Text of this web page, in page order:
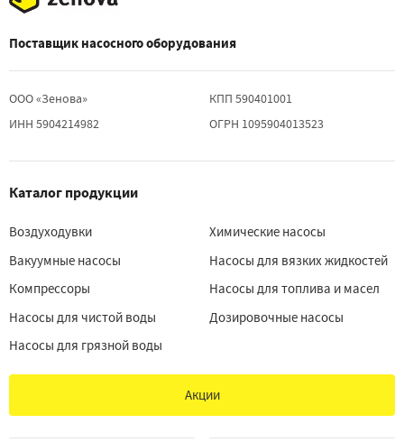
Поставщик насосного оборудования
ООО «Зенова»
ИНН 5904214982
КПП 590401001
ОГРН 1095904013523
Каталог продукции
Воздуходувки
Вакуумные насосы
Компрессоры
Насосы для чистой воды
Насосы для грязной воды
Химические насосы
Насосы для вязких жидкостей
Насосы для топлива и масел
Дозировочные насосы
Акции